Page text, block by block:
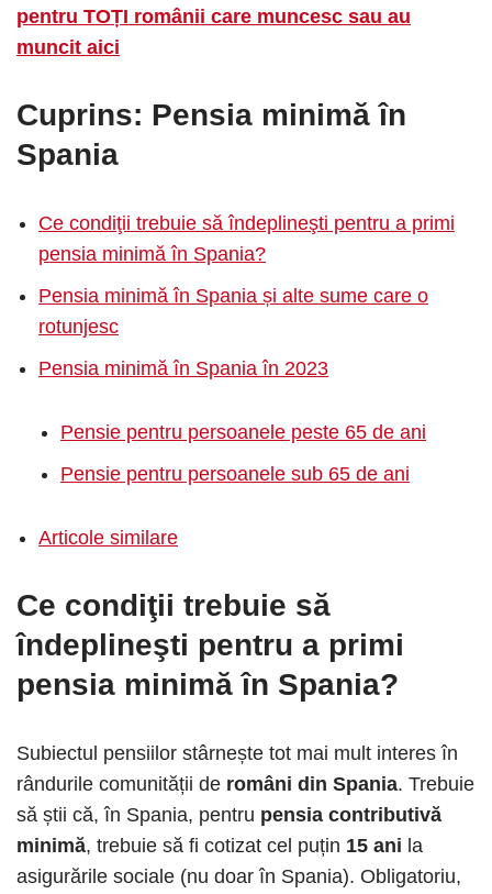
pentru TOȚI românii care muncesc sau au
muncit aici
Cuprins: Pensia minimă în
Spania
Ce condiţii trebuie să îndeplineşti pentru a primi
pensia minimă în Spania?
Pensia minimă în Spania și alte sume care o
rotunjesc
Pensia minimă în Spania în 2023
Pensie pentru persoanele peste 65 de ani
Pensie pentru persoanele sub 65 de ani
Articole similare
Ce condiţii trebuie să
îndeplineşti pentru a primi
pensia minimă în Spania?
Subiectul pensiilor stârnește tot mai mult interes în
rândurile comunității de români din Spania. Trebuie
să știi că, în Spania, pentru pensia contributivă
minimă, trebuie să fi cotizat cel puțin 15 ani la
asigurările sociale (nu doar în Spania). Obligatoriu,